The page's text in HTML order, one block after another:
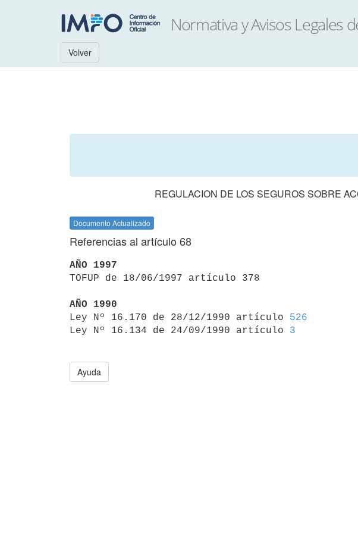
Volver
REGULACION DE LOS SEGUROS SOBRE
Documento Actualizado
Referencias al artículo 68
AÑO 1997
TOFUP de 18/06/1997 artículo 378
AÑO 1990
Ley Nº 16.170 de 28/12/1990 artículo 526
Ley Nº 16.134 de 24/09/1990 artículo 3
Ayuda